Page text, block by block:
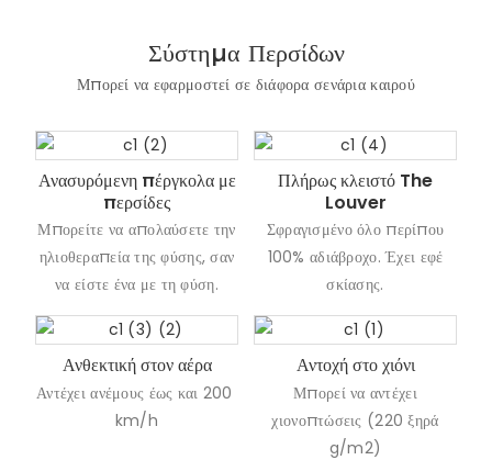
Σύστημα Περσίδων
Μπορεί να εφαρμοστεί σε διάφορα σενάρια καιρού
Ανασυρόμενη πέργκολα με
περσίδες
Μπορείτε να απολαύσετε την
ηλιοθεραπεία της φύσης, σαν
να είστε ένα με τη φύση.
Πλήρως κλειστό The
Louver
Σφραγισμένο όλο περίπου
100% αδιάβροχο. Έχει εφέ
σκίασης.
Ανθεκτική στον αέρα
Αντέχει ανέμους έως και 200 ​​
km/h
Αντοχή στο χιόνι
Μπορεί να αντέχει
χιονοπτώσεις (220 ξηρά
g/m2)